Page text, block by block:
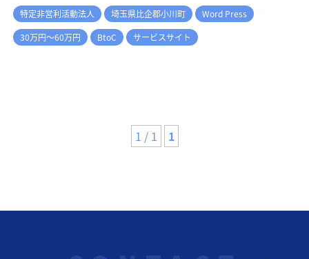
特定非営利活動法人 埼玉県比企郡小川町
Word Press
30万円～60万円
BtoC サービスサイト
1 / 1 1